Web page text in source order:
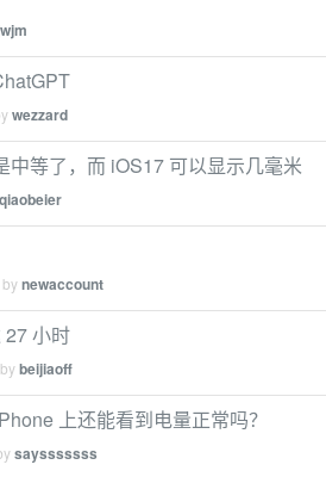
wezzard
等了，而 iOS17 可以显示几毫米
qiaobeier
newaccount
27 小时
beijiaoff
上还能看到电量正常吗？
saysssssss